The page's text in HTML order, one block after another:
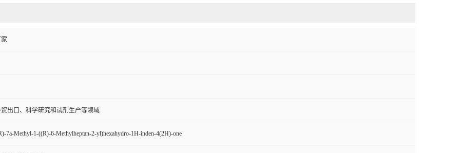
出口、科学研究和试剂生产等领域
7a-Methyl-1-((R)-6-Methylheptan-2-yl)hexahydro-1H-inden-4(2H)-one